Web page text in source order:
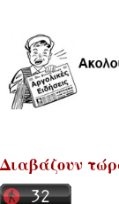
Διαβάζουν